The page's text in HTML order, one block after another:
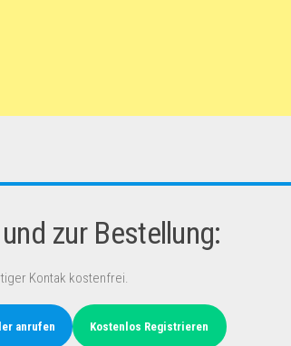
zur Bestellung:
Kontak kostenfrei.
anrufen Kostenlos Registrieren